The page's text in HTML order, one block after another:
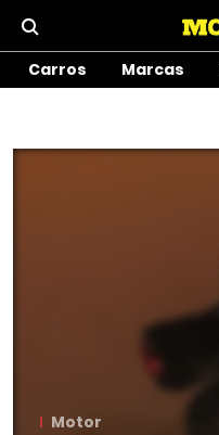
Carros Marcas
Motor